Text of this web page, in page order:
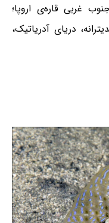
غربی قاره‌ی اروپا؛
دریای آدریاتیک،